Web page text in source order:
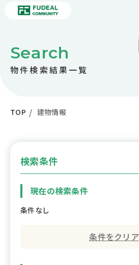
物件検索結果一覧
Search
TOP 建物情報
検索条件
現在の検索条件
条件なし
条件をクリア